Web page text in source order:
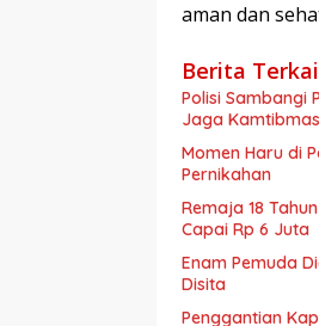
aman dan
Berita
Polisi Sambangi
Jaga Kamtibmas
Momen Haru di
Pernikahan
Remaja 18
Capai Rp 6 Juta
Enam Pemuda
Disita
Penggantian